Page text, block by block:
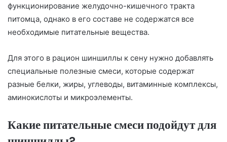
функционирование желудочно-кишечного тракта
питомца, однако в его составе не содержатся все
необходимые питательные вещества.
Для этого в рацион шиншиллы к сену нужно добавлять
специальные полезные смеси, которые содержат
разные белки, жиры, углеводы, витаминные комплексы,
аминокислоты и микроэлементы.
Какие питательные смеси подойдут для